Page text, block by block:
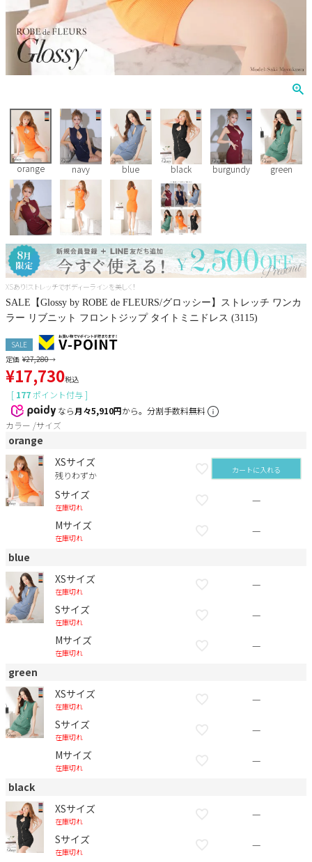
GLAMOROUS
IRMA
JENNNY
COMEX
Rechercher
Pleaser
orange navy blue black burgundy green
XSあり!ストレッチでボディーラインを美しく！
SALE【Glossy by ROBE de FLEURS/グロッシー】ストレッチ ワンカ
ラー リブニット フロントジップ タイトミニドレス (3115)
SALE
定価 ¥27,280→
¥17,730税込
[ 177ポイント付与 ]
なら月々5,910円から。分割手数料無料
カラー サイズ
orange
XSサイズ
残りわずか カートに入れる
Sサイズ
在庫切れ
—
Mサイズ
在庫切れ
—
blue
XSサイズ
在庫切れ
—
Sサイズ
在庫切れ
—
Mサイズ
在庫切れ
—
green
XSサイズ
在庫切れ
—
Sサイズ
在庫切れ
—
Mサイズ
在庫切れ
—
black
XSサイズ
在庫切れ
—
Sサイズ
在庫切れ
—